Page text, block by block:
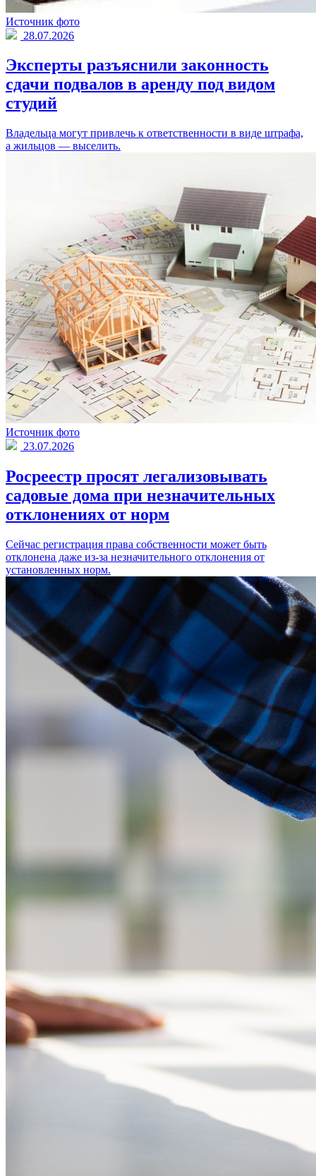
Источник фото
28.07.2026
Эксперты разъяснили законность
сдачи подвалов в аренду под видом
студий
Владельца могут привлечь к ответственности в виде штрафа,
а жильцов — выселить.
Источник фото
23.07.2026
Росреестр просят легализовывать
садовые дома при незначительных
отклонениях от норм
Сейчас регистрация права собственности может быть
отклонена даже из-за незначительного отклонения от
установленных норм.